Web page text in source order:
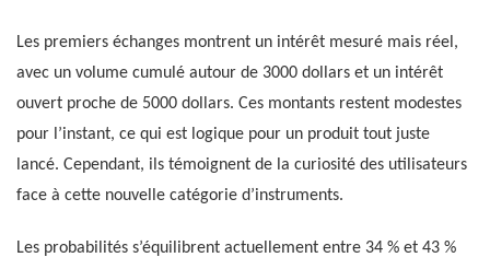
Les premiers échanges montrent un intérêt mesuré mais réel,
avec un volume cumulé autour de 3000 dollars et un intérêt
ouvert proche de 5000 dollars. Ces montants restent modestes
pour l’instant, ce qui est logique pour un produit tout juste
lancé. Cependant, ils témoignent de la curiosité des utilisateurs
face à cette nouvelle catégorie d’instruments.
Les probabilités s’équilibrent actuellement entre 34 % et 43 %